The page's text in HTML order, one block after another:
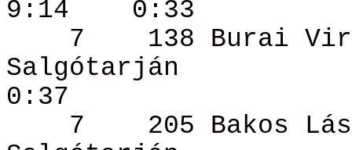
9:14
0:33
7
138 Burai
Salgótarján
0:37
7
205 Bakos